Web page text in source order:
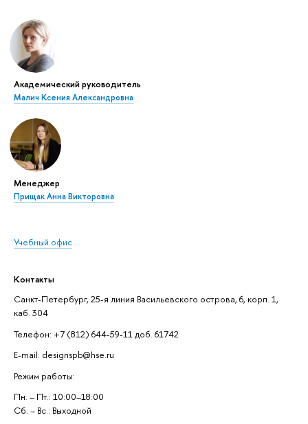
Академический руководитель
Малич Ксения Александровна
Менеджер
Прищак Анна Викторовна
Учебный офис
Контакты
Санкт-Петербург, 25-я линия Васильевского острова, 6, корп. 1,
каб. 304
Телефон: +7 (812) 644-59-11 доб. 61742
E-mail: designspb@hse.ru
Режим работы:
Пн. – Пт.: 10:00–18:00
Сб. – Вс.: Выходной